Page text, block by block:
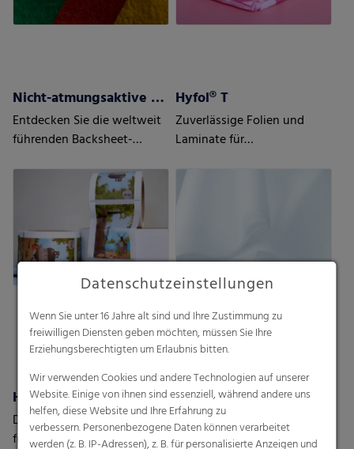
Nicht-atmungsaktive Backsheets
Entdecken Sie die weltweit
führenden Backsheet-
Hyfol® T
Zuverlässige Folien und
Laminate für
Hyfol® 3D
Die leistungsstarke Lösung
für Topsheet-Anwendungen
Feinschrumpffolie
Flachfolie oder
Halbschlauchfolie
Datenschutzeinstellungen
Wenn Sie unter 16 Jahre alt sind und Ihre Zustimmung zu
freiwilligen Diensten geben möchten, müssen Sie Ihre
Erziehungsberechtigten um Erlaubnis bitten.
Wir verwenden Cookies und andere Technologien auf unserer
Website. Einige von ihnen sind essenziell, während andere uns
helfen, diese Website und Ihre Erfahrung zu
verbessern. Personenbezogene Daten können verarbeitet
werden (z. B. IP-Adressen), z. B. für personalisierte Anzeigen und